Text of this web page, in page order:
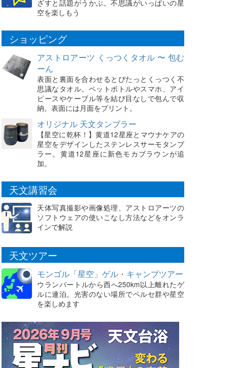
ざすと話題がうかぶ。不思議がいっぱいの星
空を楽しもう
ショッピング
アストロアーツ くっつくタオル 〜 包む
ーん
表面と裏面を合わせるとぴたっとくっつく不
思議なタオル。ペットボトルやスマホ、アイ
ピースやケーブル等を結び目なしで包んで収
納。表面には月面をプリント。
オリジナル 天文タンブラー
【星空に乾杯！】黄道12星座とマウナケアの
星空をデザインしたステンレスサーモタンブ
ラー。黄道12星座に新色モカブラウンが追
加。
天文講習会
天体写真撮影や画像処理、アストロアーツの
ソフトウェアの使いこなし方法などをオンラ
インで解説
天文ツアー
モンゴル「星空」ゲル・キャンプツアー
ウランバートルから西へ250km以上離れたゲ
ルに連泊。光害のない場所でペルセ群や星空
を楽しめます